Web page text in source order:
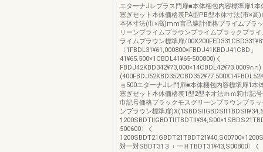
エターナJレプラス門扉■本体梱包内容標準扉1本
塞ぎセット本体価格表PA型PB型本体寸法(市×高
本体寸法(巾×高)mm言己壕計価格プライムブラ
リーンプライムブラウンプライムブラックプラ
ライムブラウン標準扉/
〈1FBDL31¥61,000800×FBDJ41KBDJ41CBD」
41¥65.500×1CBDL41¥65‐500800)く
FBDJ42KBD342¥73,000×14CBDL42¥73.0009∩∩)
ョ500エターナJレ門扉■本体梱包内容標準扉1本
塞ぎセット本体価格表1型2型ネオ法ｍｍ莉巾記
巾記号価格ブラックモスグリーンブラウンブラ
ンブラウン標準扉
500600〉く
対一対SBDT31３︲一ＨTBDT31¥43,S00800〉く